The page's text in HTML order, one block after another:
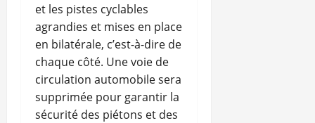
et les pistes cyclables
agrandies et mises en place
en bilatérale, c’est-à-dire de
chaque côté. Une voie de
circulation automobile sera
supprimée pour garantir la
sécurité des piétons et des